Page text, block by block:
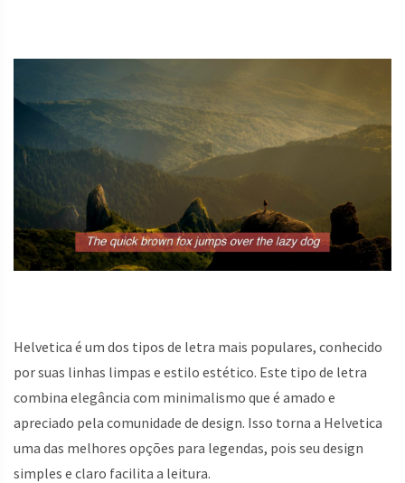
Helvetica é um dos tipos de letra mais populares, conhecido
por suas linhas limpas e estilo estético. Este tipo de letra
combina elegância com minimalismo que é amado e
apreciado pela comunidade de design. Isso torna a Helvetica
uma das melhores opções para legendas, pois seu design
simples e claro facilita a leitura.